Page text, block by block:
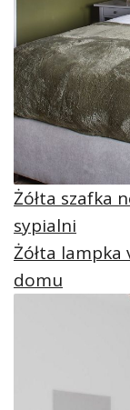
Żółta szafka
sypialni
Żółta
domu